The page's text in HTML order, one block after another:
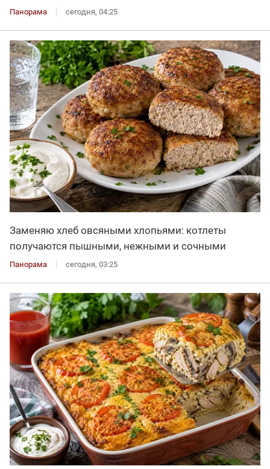
Панорама сегодня, 04:25
Заменяю хлеб овсяными хлопьями: котлеты
получаются пышными, нежными и сочными
Панорама сегодня, 03:25